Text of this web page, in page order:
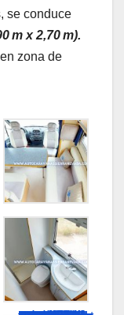
se conduce
m x 2,70 m).
zona de